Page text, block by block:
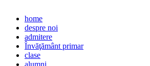
home
despre noi
admitere
Învăţământ primar
clase
alumni